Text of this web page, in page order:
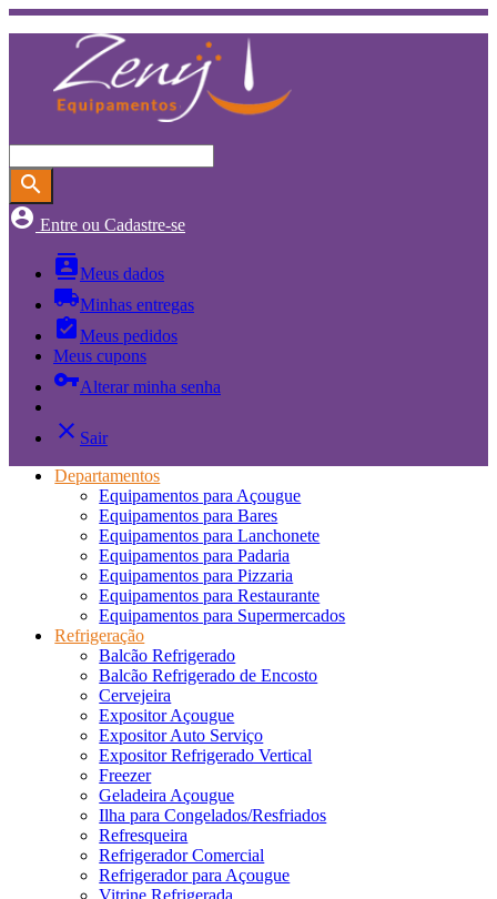
search
account_circle Entre ou Cadastre-se
contactsMeus dados
local_shippingMinhas entregas
assignment_turned_inMeus pedidos
Meus cupons
vpn_keyAlterar minha senha
close Sair
Departamentos
Equipamentos para Açougue
Equipamentos para Bares
Equipamentos para Lanchonete
Equipamentos para Padaria
Equipamentos para Pizzaria
Equipamentos para Restaurante
Equipamentos para Supermercados
Refrigeração
Balcão Refrigerado
Balcão Refrigerado de Encosto
Cervejeira
Expositor Açougue
Expositor Auto Serviço
Expositor Refrigerado Vertical
Freezer
Geladeira Açougue
Ilha para Congelados/Resfriados
Refresqueira
Refrigerador Comercial
Refrigerador para Açougue
Vitrine Refrigerada